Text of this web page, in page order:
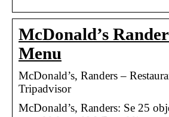
McDonald’s
Menu
McDonald’s, Randers –
Tripadvisor
McDonald’s, Randers: Se 25